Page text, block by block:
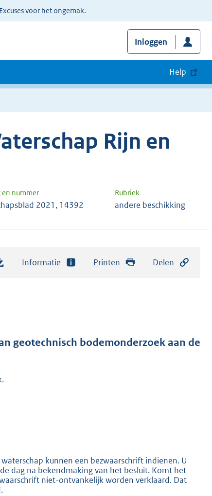
voor het ongemak.
Inloggen
Help
Rijn en
en nummer Rubriek
2021, 14392 andere beschikking
Informatie Printen Delen
geotechnisch bodemonderzoek aan de
kunnen een bezwaarschrift indienen. U
dag na bekendmaking van het besluit. Komt het
niet-ontvankelijk worden verklaard. Dat